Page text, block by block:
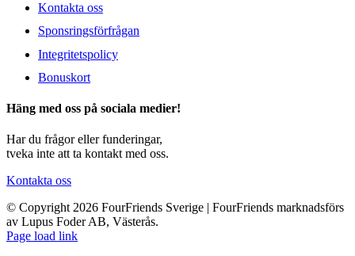
Kontakta oss
Sponsringsförfrågan
Integritetspolicy
Bonuskort
Häng med oss på sociala medier!
Har du frågor eller funderingar,
tveka inte att ta kontakt med oss.
Kontakta oss
© Copyright 2026 FourFriends Sverige | FourFriends marknadsförs
av Lupus Foder AB, Västerås.
Page load link